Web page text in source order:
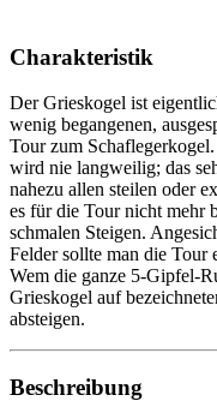
Charakteristik
Der Grieskogel ist
wenig begangenen,
Tour zum
wird nie langweilig; das
nahezu allen steilen oder
es für die Tour nicht mehr
schmalen Steigen.
Felder sollte man die Tour
Wem die ganze 5-Gipfel-
Grieskogel auf
absteigen.
Beschreibung